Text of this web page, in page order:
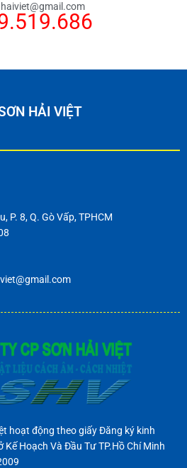
HẢI VIỆT
P. 8, Q. Gò Vấp, TPHCM
hoạt động theo giấy Đăng ký kinh
Hoạch Và Đầu Tư TP.Hồ Chí Minh